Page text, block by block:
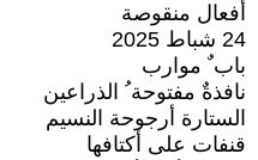
أفعال منقوصة
24 شباط 2025
باب ٌ موارب
نافذةٌ مفتوحة ُ الذراعين
الستارة أرجوحة النسيم
قنفات على أكتافها